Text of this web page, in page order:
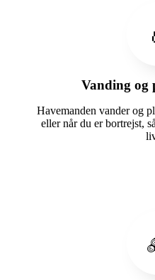
Vanding og
Havemanden vander og
eller når du er bortrejst,